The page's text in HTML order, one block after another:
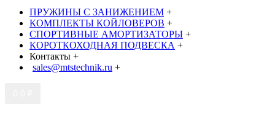
ПРУЖИНЫ С ЗАНИЖЕНИЕМ +
КОМПЛЕКТЫ КОЙЛОВЕРОВ +
СПОРТИВНЫЕ АМОРТИЗАТОРЫ +
КОРОТКОХОДНАЯ ПОДВЕСКА +
Контакты +
sales@mtstechnik.ru +